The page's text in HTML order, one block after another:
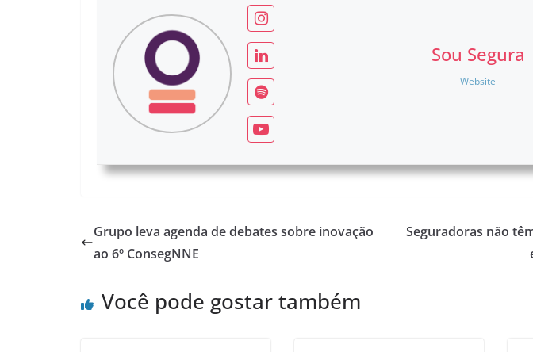
Sou Segura
Website
Grupo leva agenda de debates sobre inovação
ao 6º ConsegNNE
Seguradoras não
Você pode gostar também